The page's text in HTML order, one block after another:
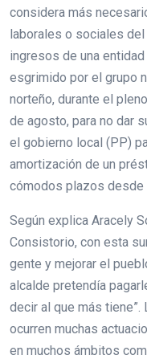
considera más
laborales o sociales
ingresos de una
esgrimido por el grupo
norteño, durante el
de agosto, para no dar
el gobierno local (PP)
amortización de un
cómodos plazos desde
Según explica Aracely
Consistorio, con esta
gente y mejorar el
alcalde pretendía
decir al que más tiene”.
ocurren muchas
en muchos ámbitos